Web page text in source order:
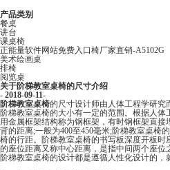
产品类别
餐桌
讲台
课桌椅
正能量软件网站免费入口椅厂家直销-A5102G
美术绘画桌
排椅
阅览桌
关于阶梯教室桌椅的尺寸介绍
- 2018-09-11-
阶梯教室桌椅的尺寸设计师由人体工程学研究而
阶梯教室桌椅的大小有一定的范围。根据人体
用金属框架结构称为钢框架，有时钢框架
背的距离;一般为400至450毫米;阶梯教室桌椅的
椅的行距。阶梯教室桌椅的书写板深度开板
的座位距离又称中心距离，是指中间两个座位
阶梯教室桌椅的设计都是遵循人性化设计的